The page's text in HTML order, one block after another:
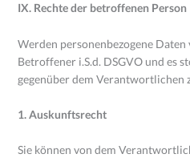
IX. Rechte der betroffenen Person
Werden personenbezogene
Betroffener i.S.d. DSGVO und es
gegenüber dem Verantwortlichen
1. Auskunftsrecht
Sie können von dem